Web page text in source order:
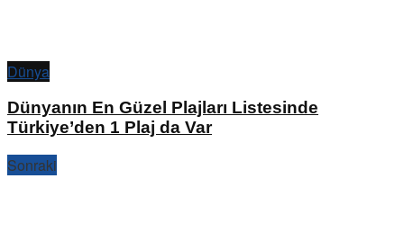
Dünya
Dünyanın En Güzel Plajları Listesinde
Türkiye’den 1 Plaj da Var
Sonraki